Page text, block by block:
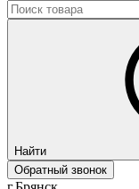
Найти
Обратный звонок